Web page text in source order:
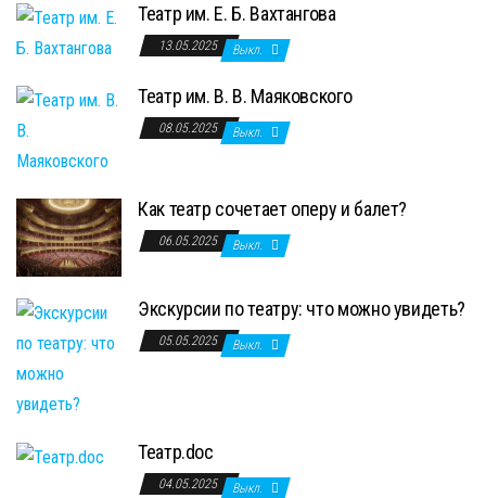
Театр им. Е. Б. Вахтангова
13.05.2025 Выкл.
Театр им. В. В. Маяковского
08.05.2025 Выкл.
Как театр сочетает оперу и балет?
06.05.2025 Выкл.
Экскурсии по театру: что можно увидеть?
05.05.2025 Выкл.
Театр.doc
04.05.2025 Выкл.